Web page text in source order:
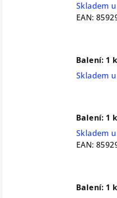
Skladem
EAN:
Balení: 1
Skladem
Balení: 1
Skladem
EAN:
Balení: 1